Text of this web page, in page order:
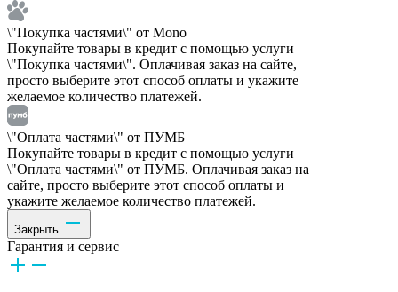
\"Покупка частями\" от Mono
Покупайте товары в кредит с помощью услуги
\"Покупка частями\". Оплачивая заказ на сайте,
просто выберите этот способ оплаты и укажите
желаемое количество платежей.
\"Оплата частями\" от ПУМБ
Покупайте товары в кредит с помощью услуги
\"Оплата частями\" от ПУМБ. Оплачивая заказ на
сайте, просто выберите этот способ оплаты и
укажите желаемое количество платежей.
Закрыть
Гарантия и сервис